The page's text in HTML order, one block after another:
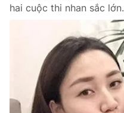
hai cuộc thi nhan sắc lớn.